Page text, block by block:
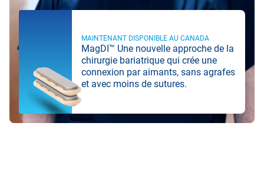
MAINTENANT DISPONIBLE AU CANADA
MagDI™ Une nouvelle approche de la
chirurgie bariatrique qui crée une
connexion par aimants, sans agrafes
et avec moins de sutures.